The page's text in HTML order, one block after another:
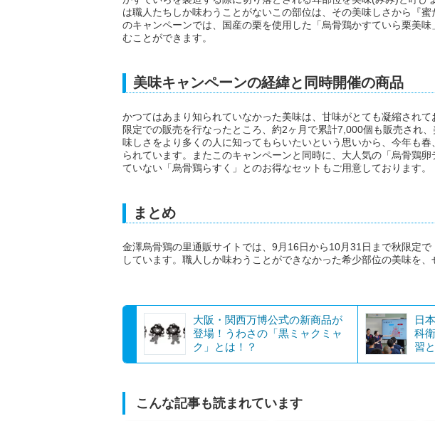
は職人たちしか味わうことがないこの部位は、その美味しさから『
のキャンペーンでは、国産の栗を使用した「烏骨鶏かすていら栗美
むことができます。
美味キャンペーンの経緯と同時開催の商品
かつてはあまり知られていなかった美味は、甘味がとても凝縮され
限定での販売を行なったところ、約2ヶ月で累計7,000個も販売され
味しさをより多くの人に知ってもらいたいという思いから、今年も
られています。またこのキャンペーンと同時に、大人気の「烏骨鶏
ていない「烏骨鶏らすく」とのお得なセットもご用意しております。
まとめ
金澤烏骨鶏の里通販サイトでは、9月16日から10月31日まで秋限定
しています。職人しか味わうことができなかった希少部位の美味を、
大阪・関西万博公式の新商品が
登場！うわさの「黒ミャクミャ
ク」とは！？
日
科
習
こんな記事も読まれています